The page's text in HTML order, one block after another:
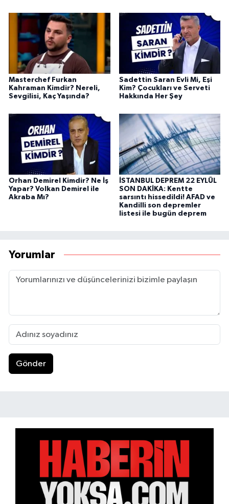
Masterchef Furkan
Kahraman Kimdir? Nereli,
Sevgilisi, Kaç Yaşında?
Sadettin Saran Evli Mi, Eşi
Kim? Çocukları ve Serveti
Hakkında Her Şey
Orhan Demirel Kimdir? Ne İş
Yapar? Volkan Demirel ile
Akraba Mı?
İSTANBUL DEPREM 22 EYLÜL
SON DAKİKA: Kentte
sarsıntı hissedildi! AFAD ve
Kandilli son depremler
listesi ile bugün deprem
Yorumlar
Gönder